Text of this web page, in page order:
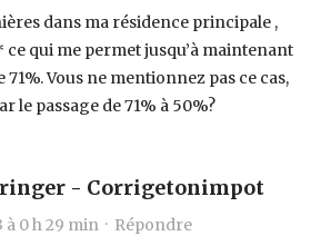
dans ma résidence principale ,
ce qui me permet jusqu’à maintenant
71%. Vous ne mentionnez pas ce cas,
le passage de 71% à 50%?
- Corrigetonimpot
à 0 h 29 min · Répondre